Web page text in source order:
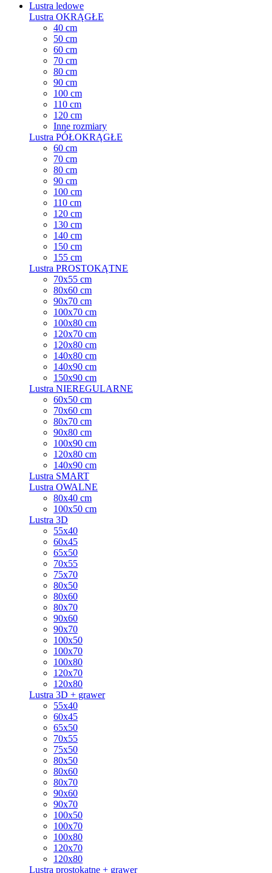
Lustra ledowe
Lustra OKRĄGŁE
40 cm
50 cm
60 cm
70 cm
80 cm
90 cm
100 cm
110 cm
120 cm
Inne rozmiary
Lustra PÓŁOKRĄGŁE
60 cm
70 cm
80 cm
90 cm
100 cm
110 cm
120 cm
130 cm
140 cm
150 cm
155 cm
Lustra PROSTOKĄTNE
70x55 cm
80x60 cm
90x70 cm
100x70 cm
100x80 cm
120x70 cm
120x80 cm
140x80 cm
140x90 cm
150x90 cm
Lustra NIEREGULARNE
60x50 cm
70x60 cm
80x70 cm
90x80 cm
100x90 cm
120x80 cm
140x90 cm
Lustra SMART
Lustra OWALNE
80x40 cm
100x50 cm
Lustra 3D
55x40
60x45
65x50
70x55
75x70
80x50
80x60
80x70
90x60
90x70
100x50
100x70
100x80
120x70
120x80
Lustra 3D + grawer
55x40
60x45
65x50
70x55
75x50
80x50
80x60
80x70
90x60
90x70
100x50
100x70
100x80
120x70
120x80
Lustra prostokątne + grawer